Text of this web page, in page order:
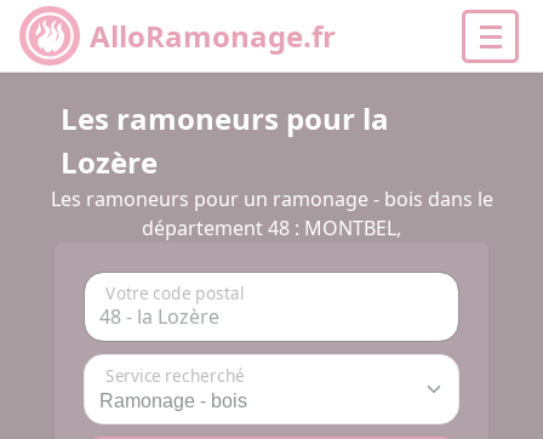
AlloRamonage.fr
Les ramoneurs pour la
Lozère
Les ramoneurs pour un ramonage - bois dans le
département 48 : MONTBEL,
Votre code postal
Service recherché